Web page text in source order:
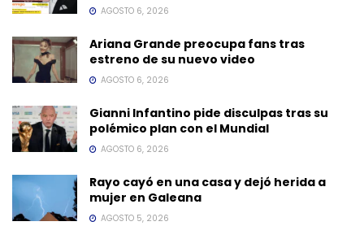
AGOSTO 6, 2026
Ariana Grande preocupa fans tras
estreno de su nuevo video
AGOSTO 6, 2026
Gianni Infantino pide disculpas tras su
polémico plan con el Mundial
AGOSTO 6, 2026
Rayo cayó en una casa y dejó herida a
mujer en Galeana
AGOSTO 5, 2026